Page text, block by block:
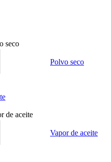
seco
Polvo seco
de aceite
Vapor de aceite